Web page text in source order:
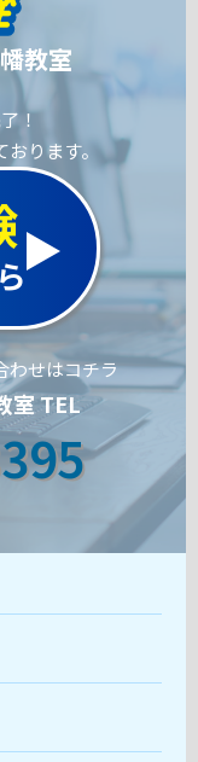
教室
！
ります。
わせはコチラ
室 TEL